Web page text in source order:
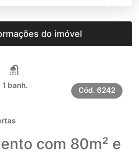
do imóvel
1 banh.
Cód. 6242
com 80m² e